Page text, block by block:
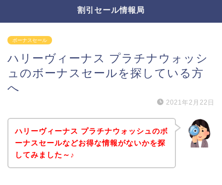
割引セール情報局
ボーナスセール
ハリーヴィーナス プラチナウォッシ
ュのボーナスセールを探している方
へ
2021年2月22日
ハリーヴィーナス プラチナウォッシュのボ
ーナスセールなどお得な情報がないかを探
してみました～♪